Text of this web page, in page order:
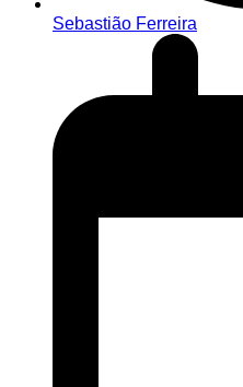
Sebastião Ferreira